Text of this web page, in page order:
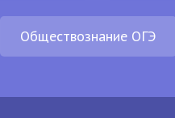
Обществознание ОГЭ